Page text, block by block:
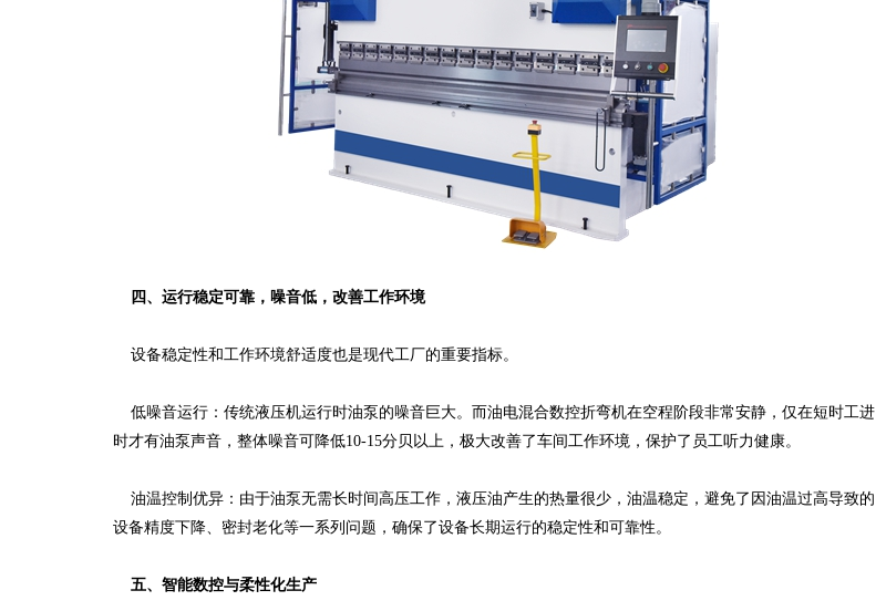
四、运行稳定可靠，噪音低，改善工作环境
设备稳定性和工作环境舒适度也是现代工厂的重要指标。
低噪音运行：传统液压机运行时油泵的噪音巨大。而油电混合数控折弯机在空程阶段非常安静，仅在短时工进
时才有油泵声音，整体噪音可降低10-15分贝以上，极大改善了车间工作环境，保护了员工听力健康。
油温控制优异：由于油泵无需长时间高压工作，液压油产生的热量很少，油温稳定，避免了因油温过高导致的
设备精度下降、密封老化等一系列问题，确保了设备长期运行的稳定性和可靠性。
五、智能数控与柔性化生产